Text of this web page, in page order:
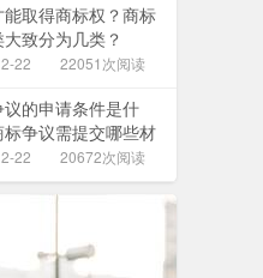
取得商标权？商标
致分为几类？
22 22051次阅读
的申请条件是什
争议需提交哪些材
22 20672次阅读